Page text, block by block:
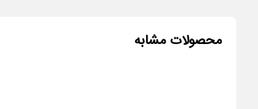
محصولات مشابه